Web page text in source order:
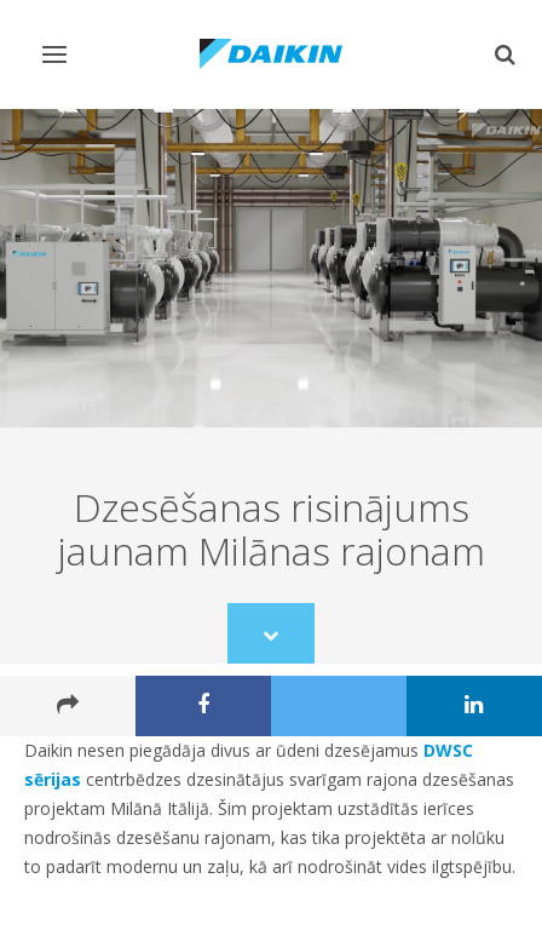
Pārslēgt
Dzesēšanas risinājums
jaunam Milānas rajonam
Scroll
to
Daikin nesen piegādāja divus ar ūdeni dzesējamus DWSC
sērijas centrbēdzes dzesinātājus svarīgam rajona dzesēšanas
projektam Milānā Itālijā. Šim projektam uzstādītās ierīces
nodrošinās dzesēšanu rajonam, kas tika projektēta ar nolūku
to padarīt modernu un zaļu, kā arī nodrošināt vides ilgtspējību.